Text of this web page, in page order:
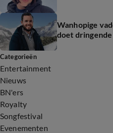
Wanhopige
doet
Categorieën
Entertainment
Nieuws
BN'ers
Royalty
Songfestival
Evenementen